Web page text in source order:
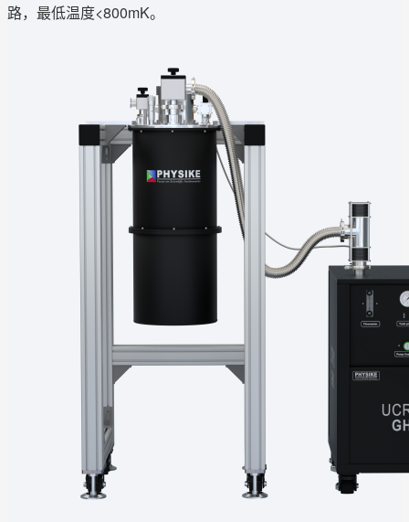
路，最低温度<800mK。